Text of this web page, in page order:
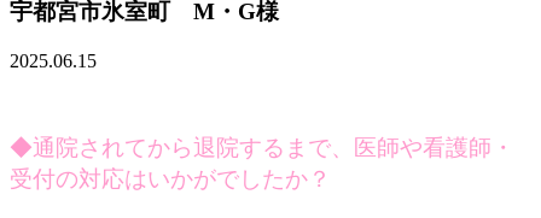
宇都宮市氷室町 M・G様
2025.06.15
◆通院されてから退院するまで、医師や看護師・
受付の対応はいかがでしたか？